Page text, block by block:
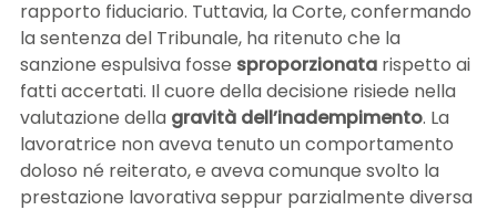
rapporto fiduciario. Tuttavia, la Corte, confermando
la sentenza del Tribunale, ha ritenuto che la
sanzione espulsiva fosse sproporzionata rispetto ai
fatti accertati. Il cuore della decisione risiede nella
valutazione della gravità dell’inadempimento. La
lavoratrice non aveva tenuto un comportamento
doloso né reiterato, e aveva comunque svolto la
prestazione lavorativa seppur parzialmente diversa